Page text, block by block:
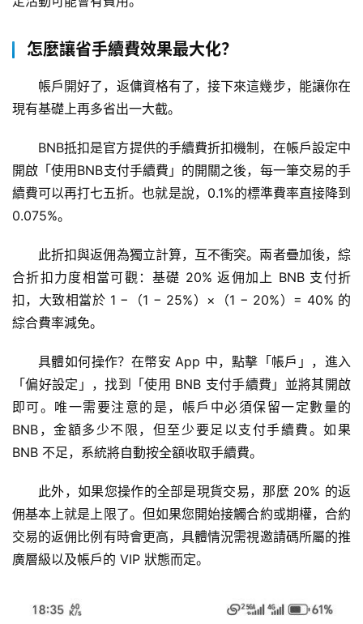
怎麼讓省手續費效果最大化？
帳戶開好了，返傭資格有了，接下來這幾步，能讓你在
現有基礎上再多省出一大截。
BNB抵扣是官方提供的手續費折扣機制，在帳戶設定中
開啟「使用BNB支付手續費」的開關之後，每一筆交易的手
續費可以再打七五折。也就是說，0.1%的標準費率直接降到
0.075%。
此折扣與返佣為獨立計算，互不衝突。兩者疊加後，綜
合折扣力度相當可觀：基礎 20% 返佣加上 BNB 支付折
扣，大致相當於 1 −（1 − 25%）×（1 − 20%）= 40% 的
綜合費率減免。
具體如何操作？在幣安 App 中，點擊「帳戶」，進入
「偏好設定」，找到「使用 BNB 支付手續費」並將其開啟
即可。唯一需要注意的是，帳戶中必須保留一定數量的
BNB，金額多少不限，但至少要足以支付手續費。如果
BNB 不足，系統將自動按全額收取手續費。
此外，如果您操作的全部是現貨交易，那麼 20% 的返
佣基本上就是上限了。但如果您開始接觸合約或期權，合約
交易的返佣比例有時會更高，具體情況需視邀請碼所屬的推
廣層級以及帳戶的 VIP 狀態而定。